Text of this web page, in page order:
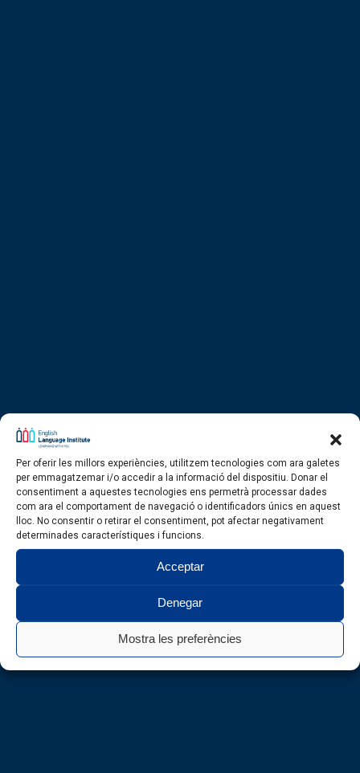
Per oferir les millors experiències, utilitzem tecnologies com ara galetes
per emmagatzemar i/o accedir a la informació del dispositiu. Donar el
consentiment a aquestes tecnologies ens permetrà processar dades
com ara el comportament de navegació o identificadors únics en aquest
lloc. No consentir o retirar el consentiment, pot afectar negativament
determinades característiques i funcions.
Acceptar
Denegar
Mostra les preferències